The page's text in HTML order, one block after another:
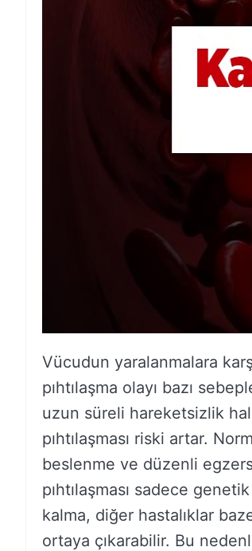
Vücudun yaralanmalara
pıhtılaşma olayı bazı
uzun süreli hareketsizlik
pıhtılaşması riski artar.
beslenme ve düzenli
pıhtılaşması sadece
kalma, diğer hastalıklar
ortaya çıkarabilir. Bu